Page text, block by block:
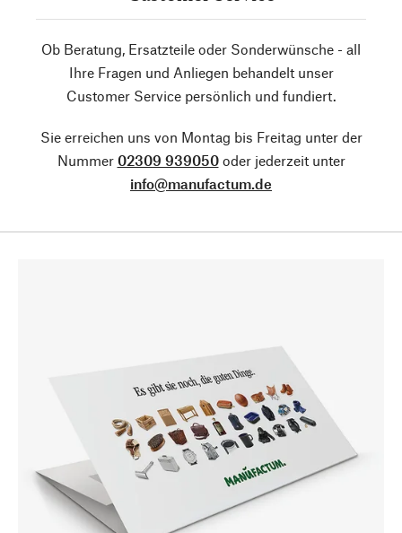
Ob Beratung, Ersatzteile oder Sonderwünsche - all
Ihre Fragen und Anliegen behandelt unser
Customer Service persönlich und fundiert.
Sie erreichen uns von Montag bis Freitag unter der
Nummer 02309 939050oder jederzeit unter
info@manufactum.de